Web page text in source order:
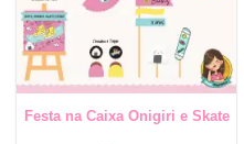
Festa na Caixa Onigiri e Skate